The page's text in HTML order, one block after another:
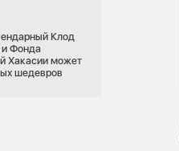
Клод
Фонда
Хакасии может
шедевров